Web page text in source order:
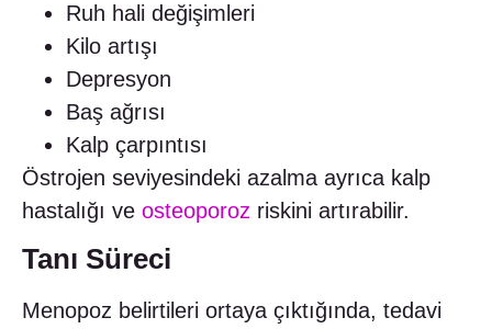
Ruh hali değişimleri
Kilo artışı
Depresyon
Baş ağrısı
Kalp çarpıntısı
Östrojen seviyesindeki azalma ayrıca kalp
hastalığı ve osteoporoz riskini artırabilir.
Tanı Süreci
Menopoz belirtileri ortaya çıktığında, tedavi